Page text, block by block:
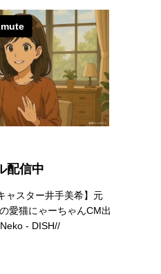
配信中
ャスター井手美希】元
愛猫にゃーちゃんCM出
- DISH//